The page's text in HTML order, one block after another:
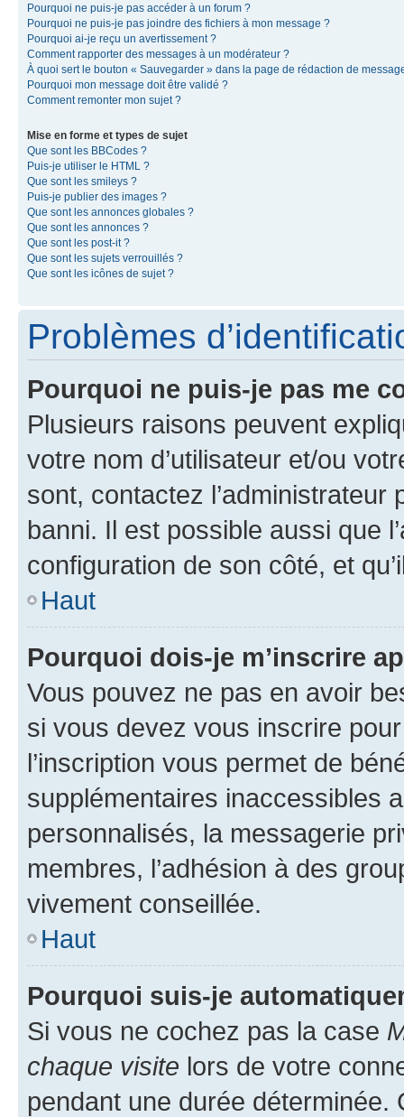
Pourquoi ne puis-je pas accéder à un forum ?
Pourquoi ne puis-je pas joindre des fichiers à mon message ?
Pourquoi ai-je reçu un avertissement ?
Comment rapporter des messages à un modérateur ?
À quoi sert le bouton « Sauvegarder » dans la page de rédaction de
Pourquoi mon message doit être validé ?
Comment remonter mon sujet ?
Mise en forme et types de sujet
Que sont les BBCodes ?
Puis-je utiliser le HTML ?
Que sont les smileys ?
Puis-je publier des images ?
Que sont les annonces globales ?
Que sont les annonces ?
Que sont les post-it ?
Que sont les sujets verrouillés ?
Que sont les icônes de sujet ?
Problèmes
Pourquoi ne puis-je pas me
Plusieurs raisons peuvent
votre nom d’utilisateur et/ou
sont, contactez l’administrateur
banni. Il est possible aussi que
configuration de son côté, et
Haut
Pourquoi dois-je m’inscrire
Vous pouvez ne pas en avoir
si vous devez vous inscrire
l’inscription vous permet de
supplémentaires inaccessibles
personnalisés, la messagerie
membres, l’adhésion à des
vivement conseillée.
Haut
Pourquoi suis-je
Si vous ne cochez pas la case
chaque visite lors de votre
pendant une durée déterminée.